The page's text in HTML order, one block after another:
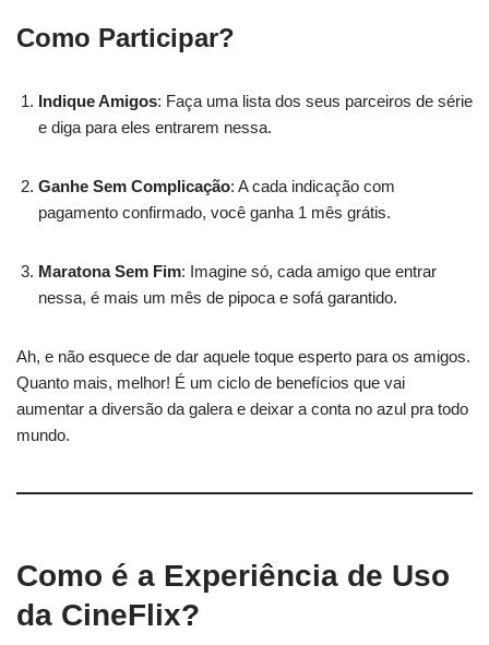
Como Participar?
Indique Amigos: Faça uma lista dos seus parceiros de série
e diga para eles entrarem nessa.
Ganhe Sem Complicação: A cada indicação com
pagamento confirmado, você ganha 1 mês grátis.
Maratona Sem Fim: Imagine só, cada amigo que entrar
nessa, é mais um mês de pipoca e sofá garantido.
Ah, e não esquece de dar aquele toque esperto para os amigos.
Quanto mais, melhor! É um ciclo de benefícios que vai
aumentar a diversão da galera e deixar a conta no azul pra todo
mundo.
Como é a Experiência de Uso
da CineFlix?